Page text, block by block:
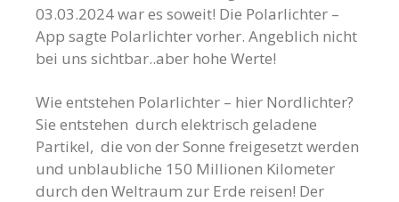
03.03.2024 war es soweit! Die Polarlichter –
App sagte Polarlichter vorher. Angeblich nicht
bei uns sichtbar..aber hohe Werte!
Wie entstehen Polarlichter – hier Nordlichter?
Sie entstehen durch elektrisch geladene
Partikel, die von der Sonne freigesetzt werden
und unblaubliche 150 Millionen Kilometer
durch den Weltraum zur Erde reisen! Der